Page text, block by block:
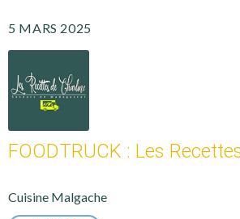
5 MARS 2025
FOODTRUCK : Les
Cuisine Malgache